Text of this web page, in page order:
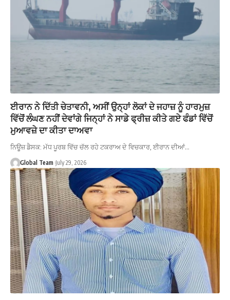
ਈਰਾਨ ਨੇ ਦਿੱਤੀ ਚੇਤਾਵਨੀ, ਅਸੀਂ ਉਨ੍ਹਾਂ ਲੋਕਾਂ ਦੇ ਜਹਾਜ਼ ਨੂੰ ਹਾਰਮੁਜ਼
ਵਿੱਚੋਂ ਲੰਘਣ ਨਹੀਂ ਦੇਵਾਂਗੇ ਜਿਨ੍ਹਾਂ ਨੇ ਸਾਡੇ ਫ੍ਰੀਜ਼ ਕੀਤੇ ਗਏ ਫੰਡਾਂ ਵਿੱਚੋਂ
ਮੁਆਵਜ਼ੇ ਦਾ ਕੀਤਾ ਦਾਅਵਾ
ਨਿਊਜ਼ ਡੈਸਕ: ਮੱਧ ਪੂਰਬ ਵਿੱਚ ਚੱਲ ਰਹੇ ਟਕਰਾਅ ਦੇ ਵਿਚਕਾਰ, ਈਰਾਨ ਦੀਆਂ…
Global Team July 29, 2026